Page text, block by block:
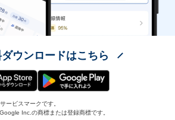
ウンロードはこちら
ビスマークです。
Inc.の商標または登録商標です。